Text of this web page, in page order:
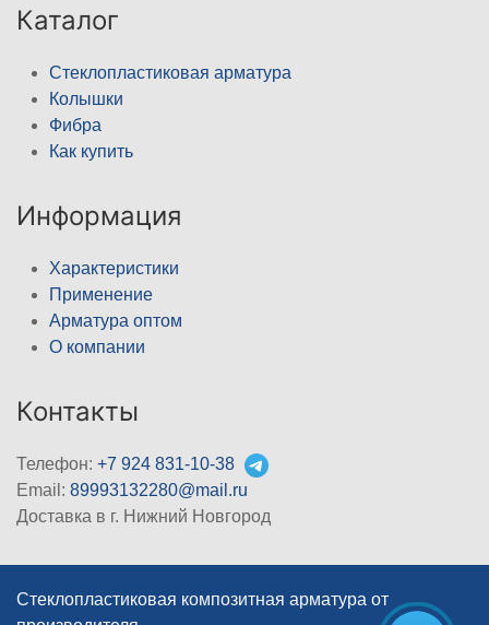
Каталог
Стеклопластиковая арматура
Колышки
Фибра
Как купить
Информация
Характеристики
Применение
Арматура оптом
О компании
Контакты
Телефон: +7 924 831-10-38
Email: 89993132280@mail.ru
Доставка в г. Нижний Новгород
Стеклопластиковая композитная арматура от